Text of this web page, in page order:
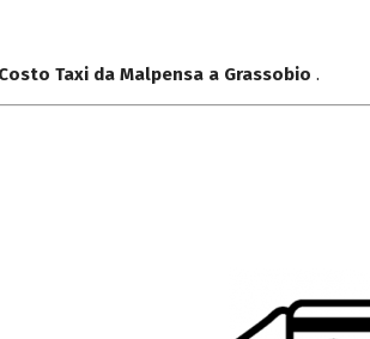
Costo Taxi da Malpensa a Grassobio .